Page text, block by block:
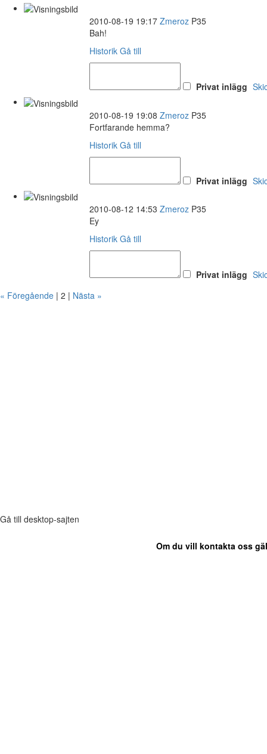
2010-08-19 19:17 Zmeroz P35
Bah!
Historik Gå till
Privat inlägg
2010-08-19 19:08 Zmeroz P35
Fortfarande hemma?
Historik Gå till
Privat inlägg
2010-08-12 14:53 Zmeroz P35
Ey
Historik Gå till
Privat inlägg
« Föregående | 2 | Nästa »
Gå till desktop-sajten
Om du vill kontakta oss